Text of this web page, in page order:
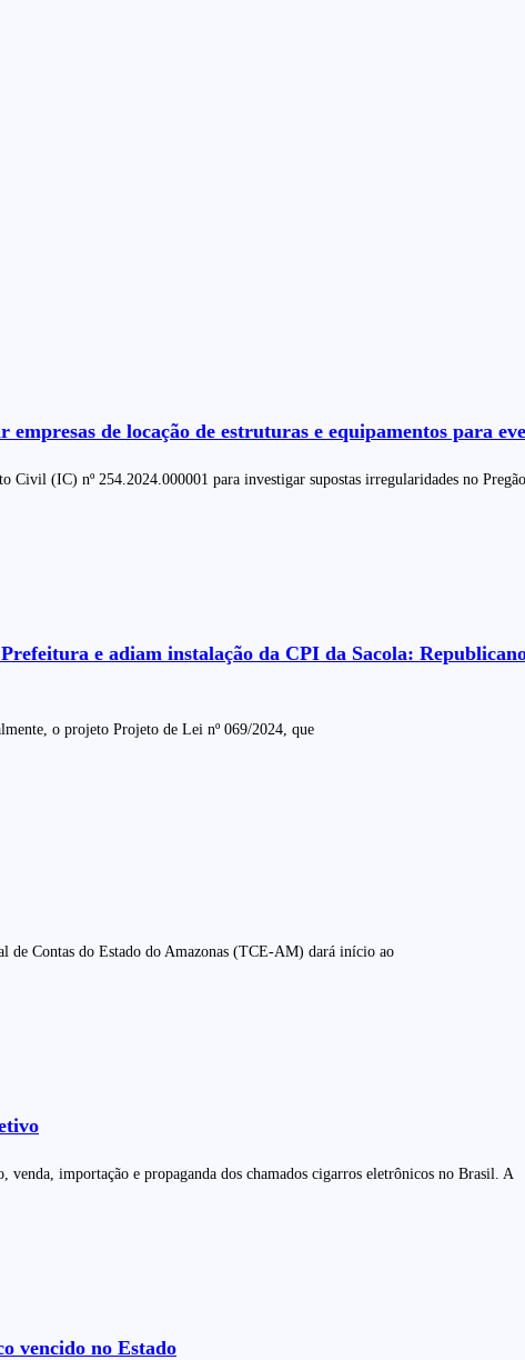
de locação de estruturas e equipamentos para
(IC) nº 254.2024.000001 para investigar supostas irregularidades no Pregão
e adiam instalação da CPI da Sacola:
o projeto Projeto de Lei nº 069/2024, que
de Contas do Estado do Amazonas (TCE-AM) dará início ao
importação e propaganda dos chamados cigarros eletrônicos no Brasil. A
vencido no Estado